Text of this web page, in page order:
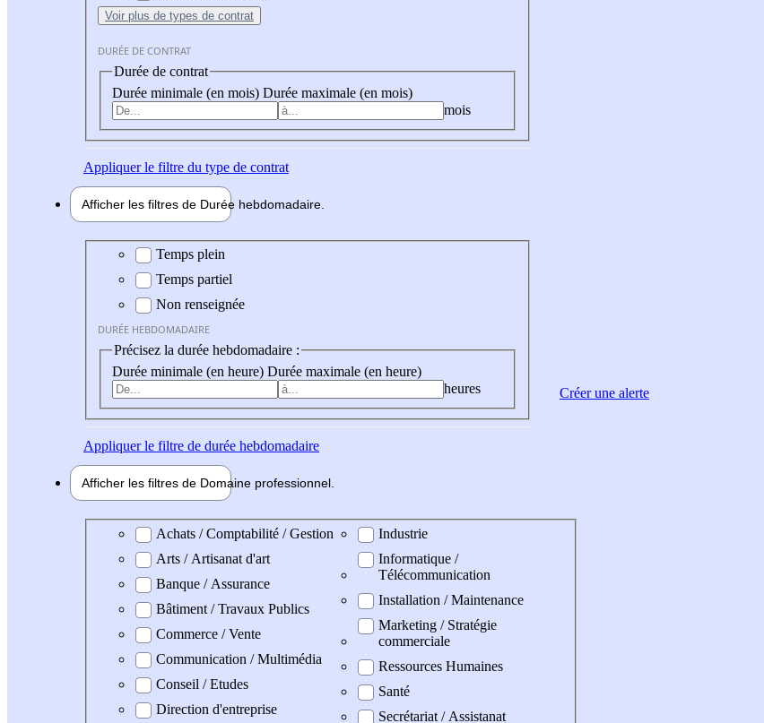
Voir plus de types de contrat
DURÉE DE CONTRAT
Durée de contrat
Durée minimale (en mois) Durée maximale (en mois)
mois
Appliquerle filtre du type de contrat
Afficher les filtres de Durée hebdomadaire
Durée hebdomadaire
Temps plein
Temps partiel
Non renseignée
DURÉE HEBDOMADAIRE
Précisez la durée hebdomadaire :
Durée minimale (en heure) Durée maximale (en heure)
heures
Appliquerle filtre de durée hebdomadaire
Afficher les filtres de Domaine professionnel
Domaine professionel
Achats / Comptabilité / Gestion
Arts / Artisanat d'art
Banque / Assurance
Bâtiment / Travaux Publics
Commerce / Vente
Communication / Multimédia
Conseil / Etudes
Direction d'entreprise
Industrie
Informatique /
Télécommunication
Installation / Maintenance
Marketing / Stratégie
commerciale
Ressources Humaines
Santé
Secrétariat / Assistanat
Créer une alerte